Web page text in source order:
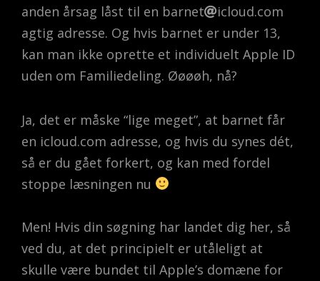
anden årsag låst til en barnet
icloud.com
agtig adresse. Og hvis barnet er under 13,
kan man ikke oprette et individuelt Apple ID
uden om Familiedeling. Øøøøh, nå?
Ja, det er måske “lige meget”, at barnet får
en icloud.com adresse, og hvis du synes dét,
så er du gået forkert, og kan med fordel
stoppe læsningen nu
Men! Hvis din søgning har landet dig her, så
ved du, at det principielt er utåleligt at
skulle være bundet til Apple’s domæne for